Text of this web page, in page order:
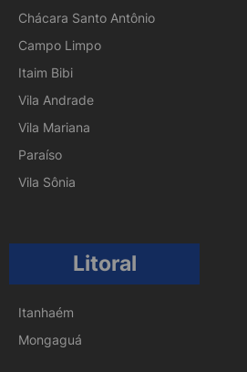
Chácara Santo Antônio
Campo Limpo
Itaim Bibi
Vila Andrade
Vila Mariana
Paraíso
Vila Sônia
Litoral
Itanhaém
Mongaguá